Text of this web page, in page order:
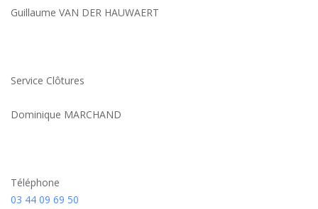
Guillaume VAN DER HAUWAERT
Service Clôtures
Dominique MARCHAND
Téléphone
03 44 09 69 50